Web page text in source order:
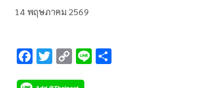
14 พฤษภาคม 2569
F T C Li